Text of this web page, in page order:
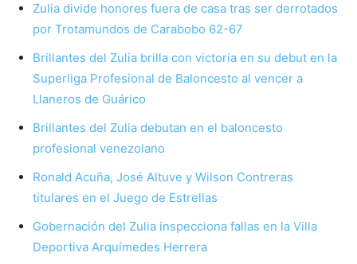
Zulia divide honores fuera de casa tras ser derrotados
por Trotamundos de Carabobo 62-67
Brillantes del Zulia brilla con victoria en su debut en la
Superliga Profesional de Baloncesto al vencer a
Llaneros de Guárico
Brillantes del Zulia debutan en el baloncesto
profesional venezolano
Ronald Acuña, José Altuve y Wilson Contreras
titulares en el Juego de Estrellas
Gobernación del Zulia inspecciona fallas en la Villa
Deportiva Arquímedes Herrera